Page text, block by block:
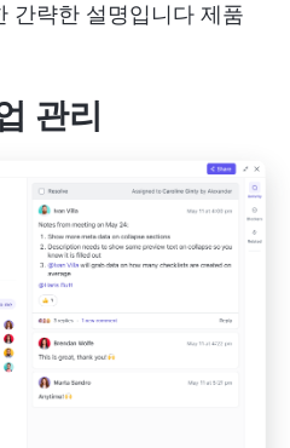
간략한 설명입니다 제품
관리